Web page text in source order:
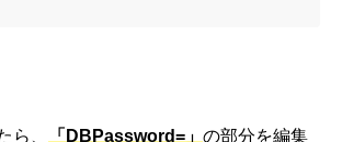
ら、 「DBPassword=」 の部分を編集